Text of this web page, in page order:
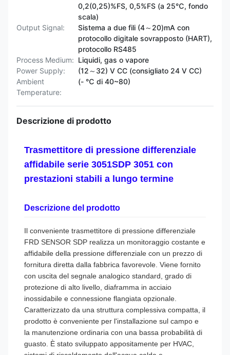
0,2(0,25)%FS, 0,5%FS (a 25℃, fondo
scala)
Output Signal:
Sistema a due fili (4～20)mA con
protocollo digitale sovrapposto (HART),
protocollo RS485
Process Medium: Liquidi, gas o vapore
Power Supply:
(12～32) V CC (consigliato 24 V CC)
Ambient
Temperature:
(- ℃ di 40~80)
Descrizione di prodotto
Trasmettitore di pressione differenziale
affidabile serie 3051SDP 3051 con
prestazioni stabili a lungo termine
Descrizione del prodotto
Il conveniente trasmettitore di pressione differenziale
FRD SENSOR SDP realizza un monitoraggio costante e
affidabile della pressione differenziale con un prezzo di
fornitura diretta dalla fabbrica favorevole. Viene fornito
con uscita del segnale analogico standard, grado di
protezione di alto livello, diaframma in acciaio
inossidabile e connessione flangiata opzionale.
Caratterizzato da una struttura complessiva compatta, il
prodotto è conveniente per l'installazione sul campo e
la manutenzione ordinaria con una bassa probabilità di
guasto. È stato sviluppato appositamente per HVAC,